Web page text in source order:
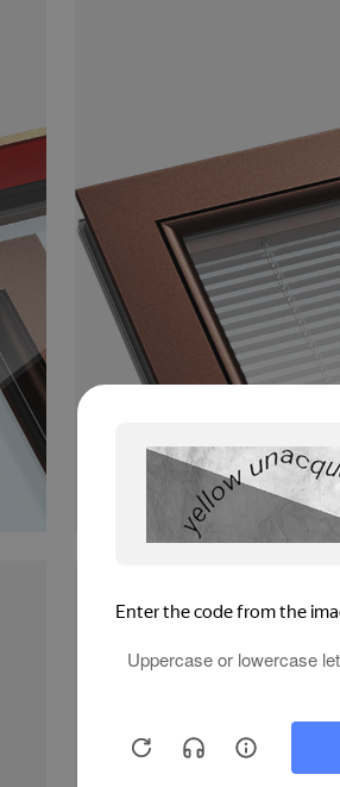
КАЛЕВА ВИТА
от 18 900 рублей
Модель с увеличенным